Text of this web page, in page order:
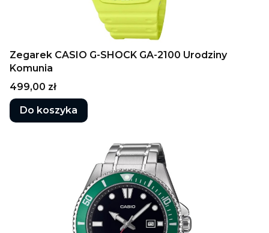
Zegarek CASIO G-SHOCK GA-2100 Urodziny
Komunia
Cena
499,00 zł
Do koszyka